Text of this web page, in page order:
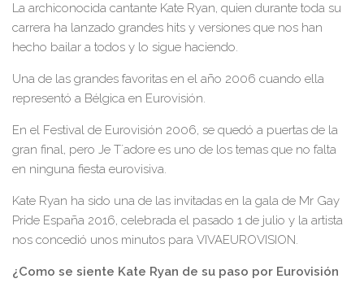
La archiconocida cantante Kate Ryan, quien durante toda su
carrera ha lanzado grandes hits y versiones que nos han
hecho bailar a todos y lo sigue haciendo.
Una de las grandes favoritas en el año 2006 cuando ella
representó a Bélgica en Eurovisión.
En el Festival de Eurovisión 2006, se quedó a puertas de la
gran final, pero Je T´adore es uno de los temas que no falta
en ninguna fiesta eurovisiva.
Kate Ryan ha sido una de las invitadas en la gala de Mr Gay
Pride España 2016, celebrada el pasado 1 de julio y la artista
nos concedió unos minutos para VIVAEUROVISION.
¿Como se siente Kate Ryan de su paso por Eurovisión